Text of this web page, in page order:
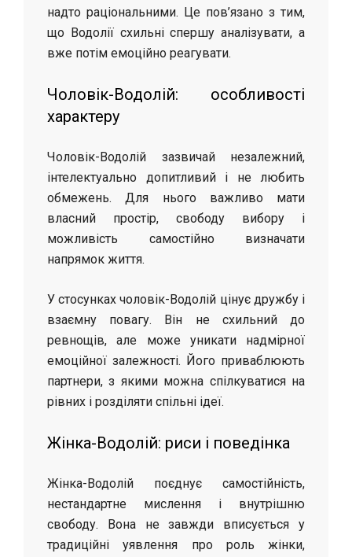
надто раціональними. Це пов’язано з тим,
що Водолії схильні спершу аналізувати, а
вже потім емоційно реагувати.
Чоловік-Водолій: особливості
характеру
Чоловік-Водолій зазвичай незалежний,
інтелектуально допитливий і не любить
обмежень. Для нього важливо мати
власний простір, свободу вибору і
можливість самостійно визначати
напрямок життя.
У стосунках чоловік-Водолій цінує дружбу і
взаємну повагу. Він не схильний до
ревнощів, але може уникати надмірної
емоційної залежності. Його приваблюють
партнери, з якими можна спілкуватися на
рівних і розділяти спільні ідеї.
Жінка-Водолій: риси і поведінка
Жінка-Водолій поєднує самостійність,
нестандартне мислення і внутрішню
свободу. Вона не завжди вписується у
традиційні уявлення про роль жінки,